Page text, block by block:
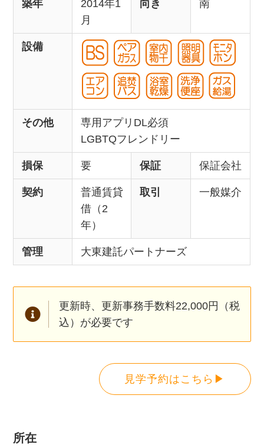
築年
2014年1
月
向き 南
設備
その他
専用アプリDL必須
LGBTQフレンドリー
損保 要 保証 保証会社
契約
普通賃貸
借（2
年）
取引 一般媒介
管理 大東建託パートナーズ
更新時、更新事務手数料22,000円（税
込）が必要です
見学予約はこちら▶
所在